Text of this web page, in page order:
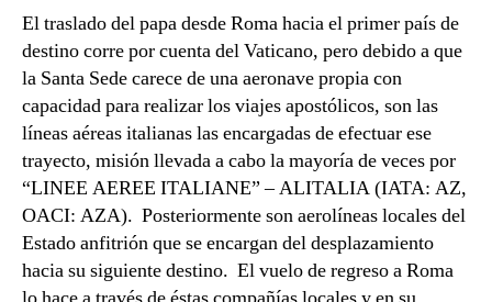
El traslado del papa desde Roma hacia el primer país de
destino corre por cuenta del Vaticano, pero debido a que
la Santa Sede carece de una aeronave propia con
capacidad para realizar los viajes apostólicos, son las
líneas aéreas italianas las encargadas de efectuar ese
trayecto, misión llevada a cabo la mayoría de veces por
“LINEE AEREE ITALIANE” – ALITALIA (IATA: AZ,
OACI: AZA). Posteriormente son aerolíneas locales del
Estado anfitrión que se encargan del desplazamiento
hacia su siguiente destino. El vuelo de regreso a Roma